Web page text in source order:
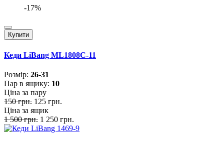
-17%
Купити
Кеди LiBang ML1808C-11
Розмiр: 26-31
Пар в ящику: 10
Ціна за пару
150 грн. 125 грн.
Ціна за ящик
1 500 грн. 1 250 грн.